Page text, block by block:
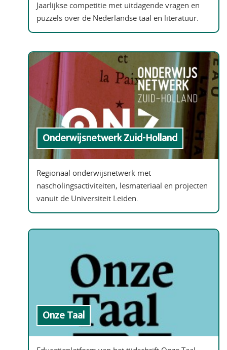
Jaarlijkse competitie met uitdagende vragen en
puzzels over de Nederlandse taal en literatuur.
Onderwijsnetwerk Zuid-Holland
Regionaal onderwijsnetwerk met
nascholingsactiviteiten, lesmateriaal en projecten
vanuit de Universiteit Leiden.
Onze Taal